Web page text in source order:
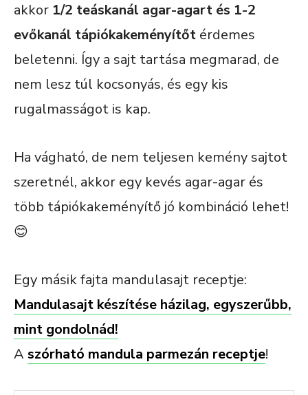
akkor 1/2 teáskanál agar-agart és 1-2
evőkanál tápiókakeményítőt érdemes
beletenni. Így a sajt tartása megmarad, de
nem lesz túl kocsonyás, és egy kis
rugalmasságot is kap.
Ha vágható, de nem teljesen kemény sajtot
szeretnél, akkor egy kevés agar-agar és
több tápiókakeményítő jó kombináció lehet!
😊
Egy másik fajta mandulasajt receptje:
Mandulasajt készítése házilag, egyszerűbb,
mint gondolnád!
A szórható mandula parmezán receptje!